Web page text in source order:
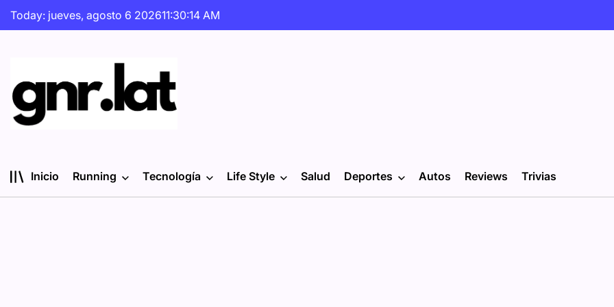
Skip
Today: jueves, agosto 6 202611:30:15 AM
Inicio Running Tecnología Life Style Salud Deportes Autos Reviews Trivias